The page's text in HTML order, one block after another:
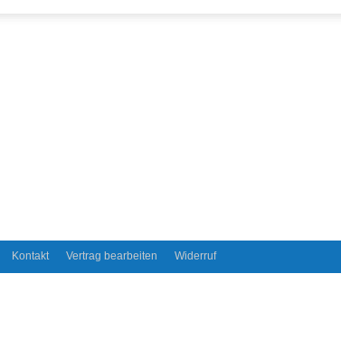
Kontakt Vertrag bearbeiten Widerruf